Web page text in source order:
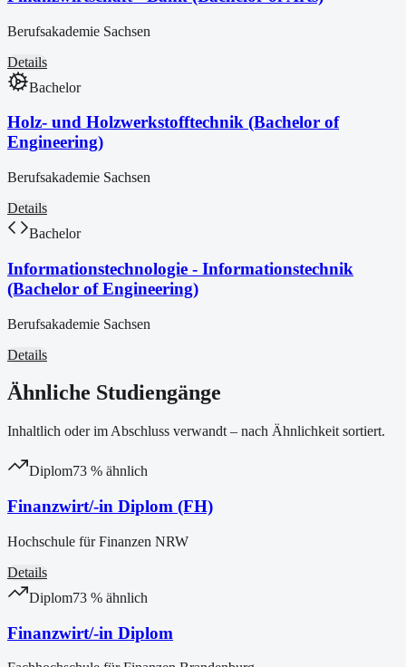
Berufsakademie Sachsen
Details
Bachelor
Holz- und Holzwerkstofftechnik (Bachelor of
Engineering)
Berufsakademie Sachsen
Details
Bachelor
Informationstechnologie - Informationstechnik
(Bachelor of Engineering)
Berufsakademie Sachsen
Details
Ähnliche Studiengänge
Inhaltlich oder im Abschluss verwandt – nach Ähnlichkeit sortiert.
Diplom73 % ähnlich
Finanzwirt/-in Diplom (FH)
Hochschule für Finanzen NRW
Details
Diplom73 % ähnlich
Finanzwirt/-in Diplom